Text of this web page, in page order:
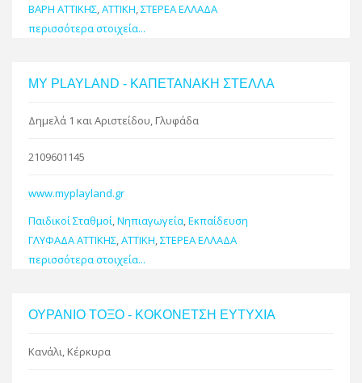
ΒΑΡΗ ΑΤΤΙΚΗΣ,ΑΤΤΙΚΗ,ΣΤΕΡΕΑ ΕΛΛΑΔΑ
περισσότερα στοιχεία...
MY PLAYLAND - ΚΑΠΕΤΑΝΑΚΗ ΣΤΕΛΛΑ
Δημελά 1 και Αριστείδου, Γλυφάδα
2109601145
www.myplayland.gr
Παιδικοί Σταθμοί,Νηπιαγωγεία,Εκπαίδευση
ΓΛΥΦΑΔΑ ΑΤΤΙΚΗΣ,ΑΤΤΙΚΗ,ΣΤΕΡΕΑ ΕΛΛΑΔΑ
περισσότερα στοιχεία...
ΟΥΡΑΝΙΟ ΤΟΞΟ - ΚΟΚΟΝΕΤΣΗ ΕΥΤΥΧΙΑ
Κανάλι, Κέρκυρα